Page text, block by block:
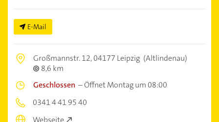
E-Mail
Großmannstr. 12,04177 Leipzig (Altlindenau)
8,6 km
Geschlossen –Öffnet Montag um 08:00
0341 4 41 95 40
Webseite